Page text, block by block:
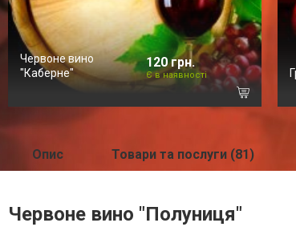
Червоне вино
"Каберне"
120 грн.
Є в наявності
Опис Товари та послуги (81)
Червоне вино "Полуниця"